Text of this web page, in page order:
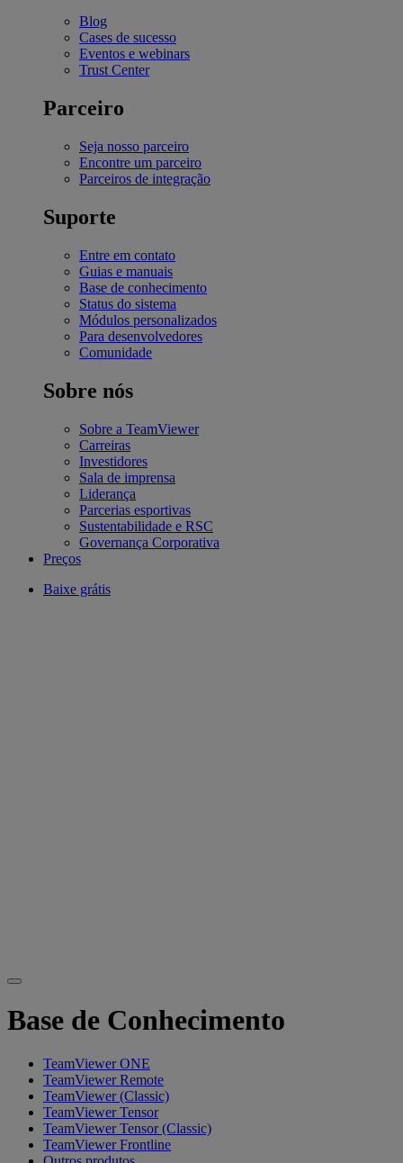
Blog
Cases de sucesso
Eventos e webinars
Trust Center
Parceiro
Seja nosso parceiro
Encontre um parceiro
Parceiros de integração
Suporte
Entre em contato
Guias e manuais
Base de conhecimento
Status do sistema
Módulos personalizados
Para desenvolvedores
Comunidade
Sobre nós
Sobre a TeamViewer
Carreiras
Investidores
Sala de imprensa
Liderança
Parcerias esportivas
Sustentabilidade e RSC
Governança Corporativa
Preços
Baixe grátis
Base de Conhecimento
TeamViewer ONE
TeamViewer Remote
TeamViewer (Classic)
TeamViewer Tensor
TeamViewer Tensor (Classic)
TeamViewer Frontline